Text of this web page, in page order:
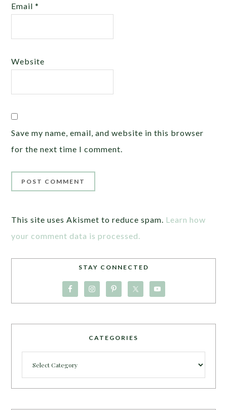
Email*
Website
Save my name, email, and website in this browser
for the next time I comment.
This site uses Akismet to reduce spam. Learn how
your comment data is processed.
STAY CONNECTED
CATEGORIES